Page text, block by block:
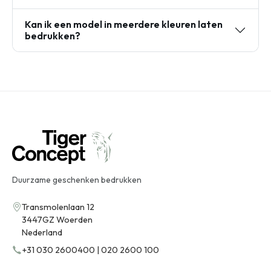
Kan ik een model in meerdere kleuren laten
bedrukken?
Duurzame geschenken bedrukken
Transmolenlaan 12
3447GZ Woerden
Nederland
+31 030 2600400 | 020 2600 100